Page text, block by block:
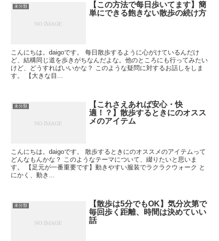
未分類
【この方法で每日歩いてます】簡
単にできる飽きない散歩の続け方
こんにちは。daigoです。 每日散歩するように心がけているんだけ
ど、結構同じ道を歩きがちなんだよな。他のところにも行ってみたい
けど、どうすればいいかな？ このような疑問に対するお話しをしま
す。 【大きな目...
未分類
【これさえあれば安心・快
適！？】散歩するときにのオスス
メのアイテム
こんにちは。daigoです。 散歩するときにのオススメのアイテムって
どんなもんかな？ このようなテーマについて、綴りたいと思いま
す。 【足元が一番重要です】動きやすい服装でラクラクウォーク と
にかく、動き...
未分類
【散歩は5分でもOK】気分次第で
毎回歩く距離、時間は決めていい
話